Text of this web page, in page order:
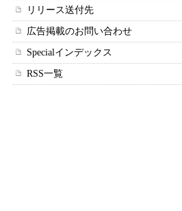
リリース送付先
広告掲載のお問い合わせ
Specialインデックス
RSS一覧